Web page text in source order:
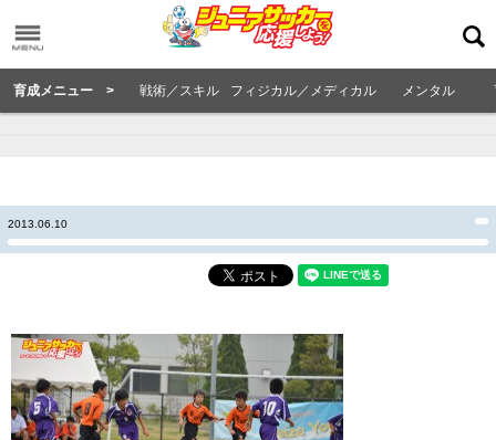
育成メニュー > 戦術／スキル フィジカル／メディカル メンタル
2013.06.10